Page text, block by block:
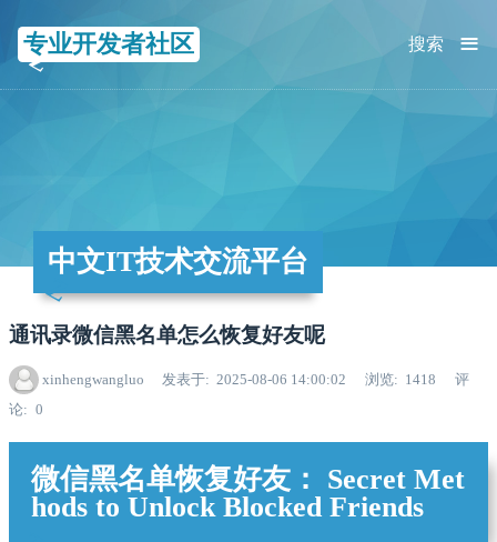
专业开发者社区 ≡
搜索
中文IT技术交流平台
通讯录微信黑名单怎么恢复好友呢
xinhengwangluo 发表于 2025-08-06 14:00:02 浏览 1418
评
论
0
微信黑名单恢复好友： Secret Met
hods to Unlock Blocked Friends